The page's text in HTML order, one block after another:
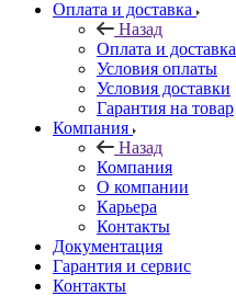
Оплата и доставка
Назад
Оплата и доставка
Условия оплаты
Условия доставки
Гарантия на товар
Компания
Назад
Компания
О компании
Карьера
Контакты
Документация
Гарантия и сервис
Контакты